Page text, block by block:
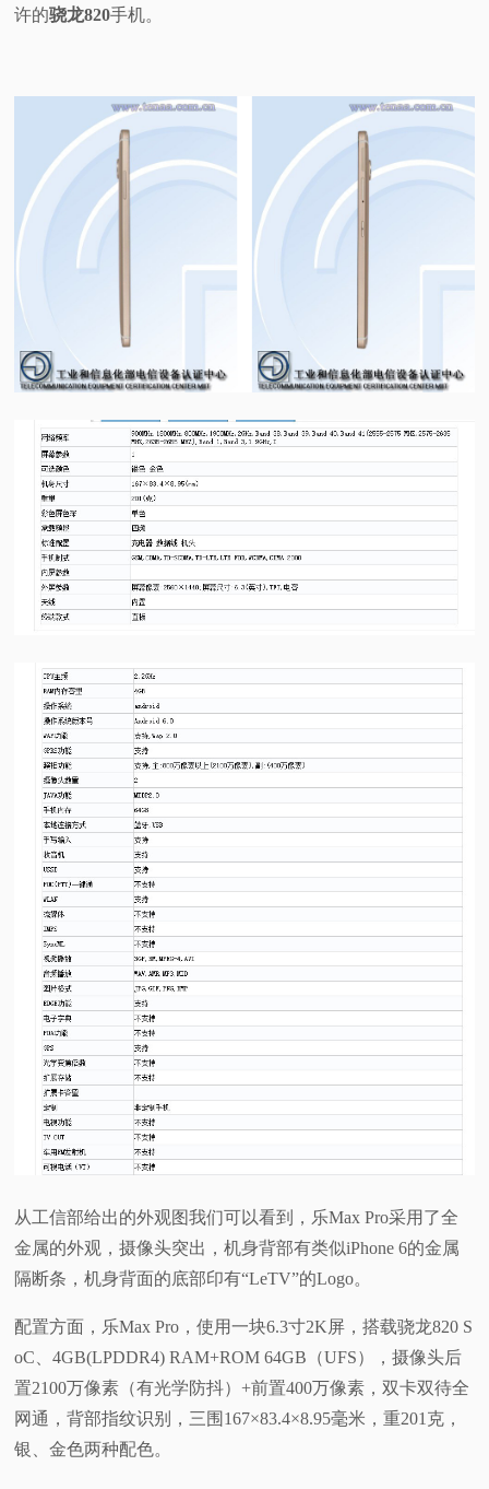
普
题
许的骁龙820手机。
从工信部给出的外观图我们可以看到，乐Max Pro采用了全
金属的外观，摄像头突出，机身背部有类似iPhone 6的金属
隔断条，机身背面的底部印有“LeTV”的Logo。
配置方面，乐Max Pro，使用一块6.3寸2K屏，搭载骁龙820 S
oC、4GB(LPDDR4) RAM+ROM 64GB（UFS），摄像头后
置2100万像素（有光学防抖）+前置400万像素，双卡双待全
网通，背部指纹识别，三围167×83.4×8.95毫米，重201克，
银、金色两种配色。